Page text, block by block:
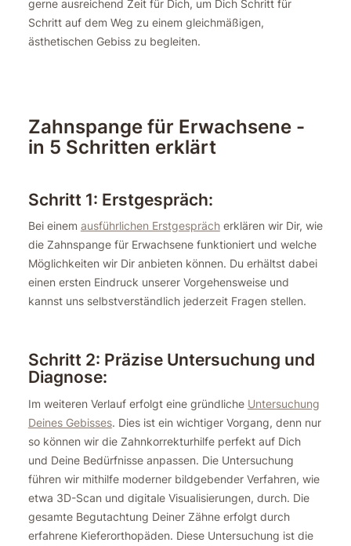
gerne ausreichend Zeit für Dich, um Dich Schritt für
Schritt auf dem Weg zu einem gleichmäßigen,
ästhetischen Gebiss zu begleiten.
Zahnspange für Erwachsene -
in 5 Schritten erklärt
Schritt 1: Erstgespräch:
Bei einem ausführlichen Erstgesprächerklären wir Dir, wie
die Zahnspange für Erwachsene funktioniert und welche
Möglichkeiten wir Dir anbieten können. Du erhältst dabei
einen ersten Eindruck unserer Vorgehensweise und
kannst uns selbstverständlich jederzeit Fragen stellen.
Schritt 2: Präzise Untersuchung und
Diagnose:
Im weiteren Verlauf erfolgt eine gründliche Untersuchung
Deines Gebisses. Dies ist ein wichtiger Vorgang, denn nur
so können wir die Zahnkorrekturhilfe perfekt auf Dich
und Deine Bedürfnisse anpassen. Die Untersuchung
führen wir mithilfe moderner bildgebender Verfahren, wie
etwa 3D-Scan und digitale Visualisierungen, durch. Die
gesamte Begutachtung Deiner Zähne erfolgt durch
erfahrene Kieferorthopäden. Diese Untersuchung ist die